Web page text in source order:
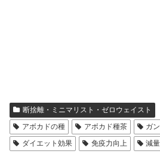
断捨離・ミニマリスト・ゼロウェイスト
アボカドの種
アボカド種茶 ガ
ダイエット効果
免疫力向上 減量